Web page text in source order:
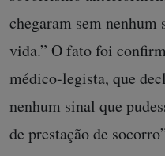
chegaram sem
vida.” O fato foi
médico-legista, que
nenhum sinal que
de prestação de